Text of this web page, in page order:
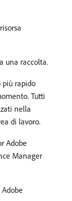
una raccolta.
più rapido
Tutti
nella
di lavoro.
Adobe
Manager